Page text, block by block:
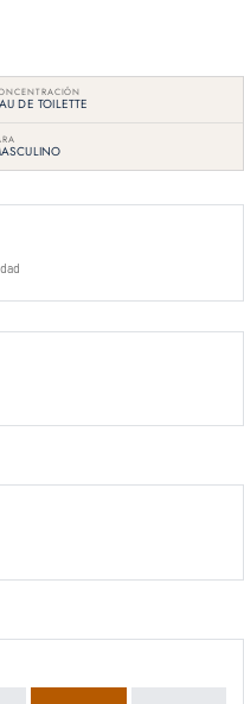
DE TOILETTE